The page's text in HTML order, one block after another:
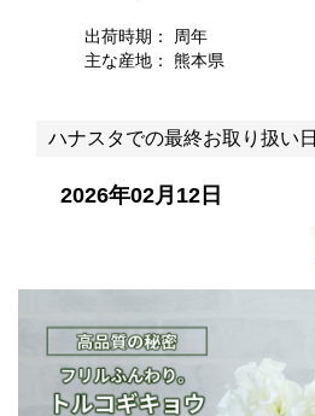
出荷時期： 周年
主な産地： 熊本県
ハナスタでの最終お取り扱い日
2026年02月12日